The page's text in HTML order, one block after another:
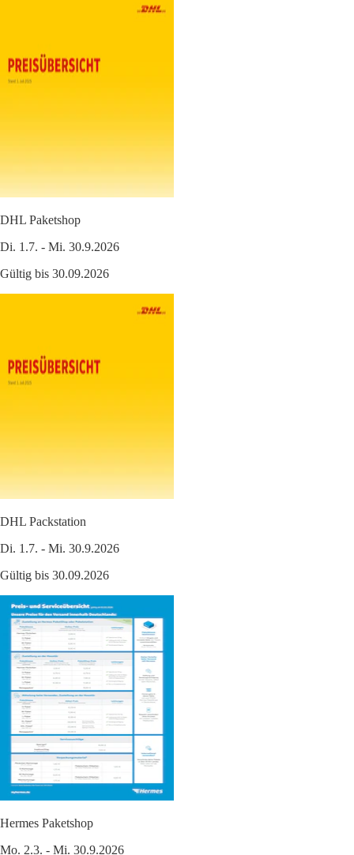
DHL Paketshop
Di. 1.7. - Mi. 30.9.2026
Gültig bis 30.09.2026
DHL Packstation
Di. 1.7. - Mi. 30.9.2026
Gültig bis 30.09.2026
Hermes Paketshop
Mo. 2.3. - Mi. 30.9.2026